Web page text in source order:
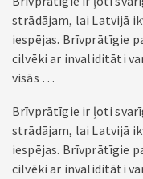
strādājam, lai Latvijā
iespējas. Brīvprātīgie
cilvēki ar invaliditāti
visās …
Brīvprātīgie ir ļoti
strādājam, lai Latvijā
iespējas. Brīvprātīgie
cilvēki ar invaliditāti